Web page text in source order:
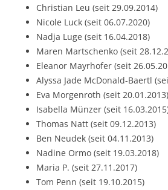
Christian Leu (seit 29.09.2014)
Nicole Luck (seit 06.07.2020)
Nadja Luge (seit 16.04.2018)
Maren Martschenko (seit
Eleanor Mayrhofer (seit
Alyssa Jade McDonald-Baertl
Eva Morgenroth (seit 20.01.2013)
Isabella Münzer (seit
Thomas Natt (seit 09.12.2013)
Ben Neudek (seit 04.11.2013)
Nadine Ormo (seit 19.03.2018)
Maria P. (seit 27.11.2017)
Tom Penn (seit 19.10.2015)